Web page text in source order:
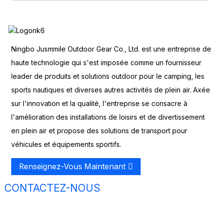
Ningbo Jusmmile Outdoor Gear Co., Ltd. est une entreprise de
haute technologie qui s'est imposée comme un fournisseur
leader de produits et solutions outdoor pour le camping, les
sports nautiques et diverses autres activités de plein air. Axée
sur l'innovation et la qualité, l'entreprise se consacre à
l'amélioration des installations de loisirs et de divertissement
en plein air et propose des solutions de transport pour
véhicules et équipements sportifs.
Renseignez-Vous Maintenant
CONTACTEZ-NOUS